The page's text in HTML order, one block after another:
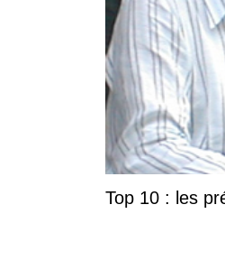
Top 10 : les